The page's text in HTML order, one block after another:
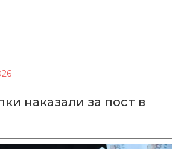
наказали за пост в